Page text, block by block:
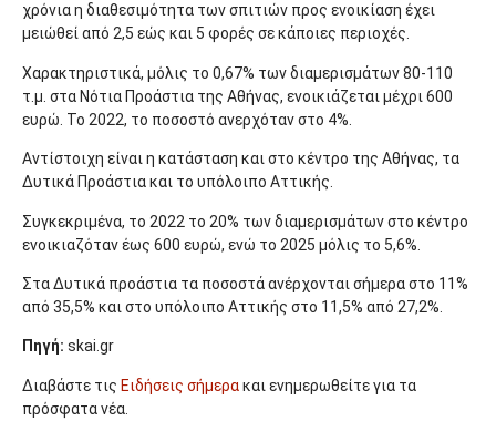
χρόνια η διαθεσιμότητα των σπιτιών προς ενοικίαση έχει
μειώθεί από 2,5 εώς και 5 φορές σε κάποιες περιοχές.
Χαρακτηριστικά, μόλις το 0,67% των διαμερισμάτων 80-110
τ.μ. στα Νότια Προάστια της Αθήνας, ενοικιάζεται μέχρι 600
ευρώ. Το 2022, το ποσοστό ανερχόταν στο 4%.
Αντίστοιχη είναι η κατάσταση και στο κέντρο της Αθήνας, τα
Δυτικά Προάστια και το υπόλοιπο Αττικής.
Συγκεκριμένα, το 2022 το 20% των διαμερισμάτων στο κέντρο
ενοικιαζόταν έως 600 ευρώ, ενώ το 2025 μόλις το 5,6%.
Στα Δυτικά προάστια τα ποσοστά ανέρχονται σήμερα στο 11%
από 35,5% και στο υπόλοιπο Αττικής στο 11,5% από 27,2%.
Πηγή: skai.gr
Διαβάστε τις Ειδήσεις σήμερακαι ενημερωθείτε για τα
πρόσφατα νέα.